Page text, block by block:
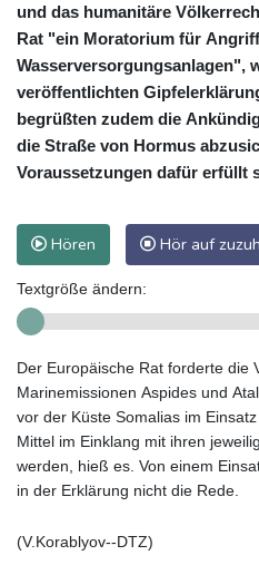
und das humanitäre
Rat "ein Moratorium für
Wasserversorgungsanlagen",
veröffentlichten
begrüßten zudem die
die Straße von Hormus
Voraussetzungen dafür erfüllt
Hören Hör auf
Textgröße ändern:
Der Europäische Rat forderte die
Marinemissionen Aspides und
vor der Küste Somalias im
Mittel im Einklang mit ihren
werden, hieß es. Von einem
in der Erklärung nicht die Rede.
(V.Korablyov--DTZ)